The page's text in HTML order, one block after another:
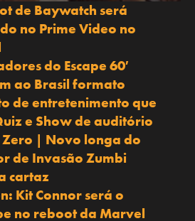
de Baywatch será
no Prime Video no
do Escape 60′
ao Brasil formato
de entretenimento que
e Show de auditório
| Novo longa do
de Invasão Zumbi
cartaz
Kit Connor será o
no reboot da Marvel